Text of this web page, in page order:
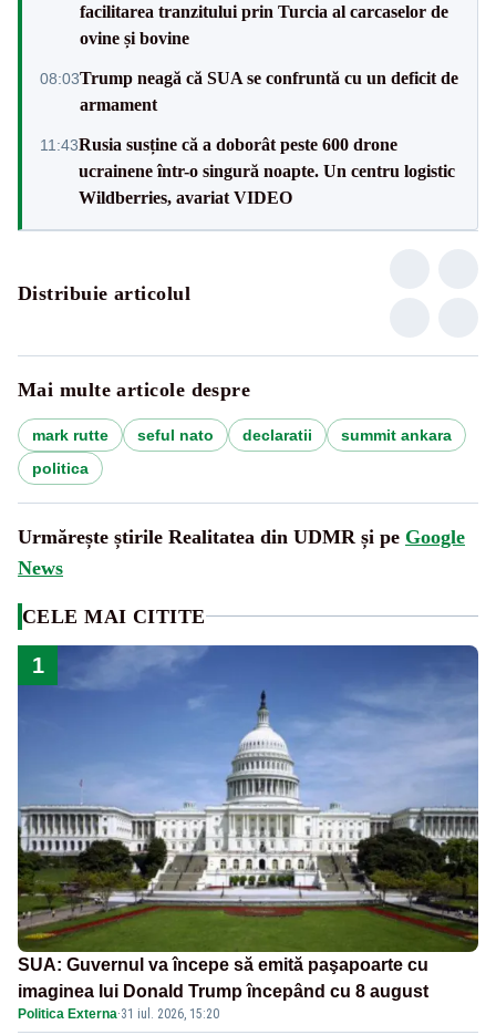
facilitarea tranzitului prin Turcia al carcaselor de
ovine și bovine
08:03Trump neagă că SUA se confruntă cu un deficit de
armament
11:43Rusia susține că a doborât peste 600 drone
ucrainene într-o singură noapte. Un centru logistic
Wildberries, avariat VIDEO
Distribuie articolul
Mai multe articole despre
mark rutte seful nato declaratii
summit ankara
politica
Urmărește știrile Realitatea din UDMR și pe Google
News
CELE MAI CITITE
1
SUA: Guvernul va începe să emită paşapoarte cu
imaginea lui Donald Trump începând cu 8 august
Politica Externa·31 iul. 2026, 15:20